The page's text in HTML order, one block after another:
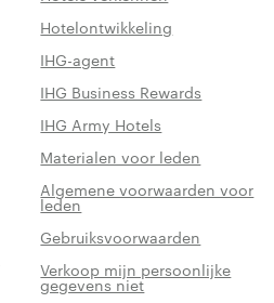
Hotelontwikkeling
IHG-agent
IHG Business Rewards
IHG Army Hotels
Materialen voor leden
Algemene voorwaarden voor
leden
Gebruiksvoorwaarden
Verkoop mijn persoonlijke
gegevens niet